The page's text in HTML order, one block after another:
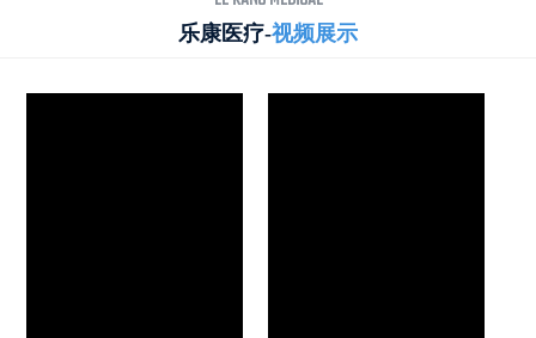
乐康医疗-视频展示